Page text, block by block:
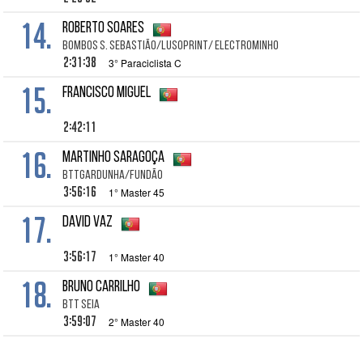
14. Roberto SOARES
Bombos S. Sebastião/LusoPrint/ ElectroMinho
2:31:38 3° Paraciclista C
15. Francisco Miguel
2:42:11
16. Martinho Saragoça
BTTGARDUNHA/FUNDÃO
3:56:16 1° Master 45
17. David Vaz
3:56:17 1° Master 40
18. Bruno Carrilho
BTT Seia
3:59:07 2° Master 40